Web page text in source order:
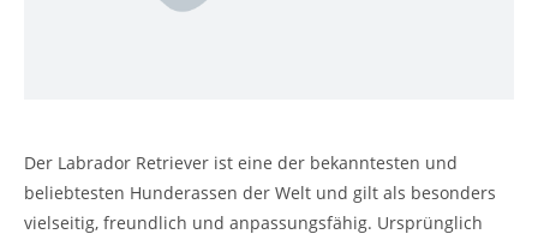
Der Labrador Retriever ist eine der bekanntesten und
beliebtesten Hunderassen der Welt und gilt als besonders
vielseitig, freundlich und anpassungsfähig. Ursprünglich